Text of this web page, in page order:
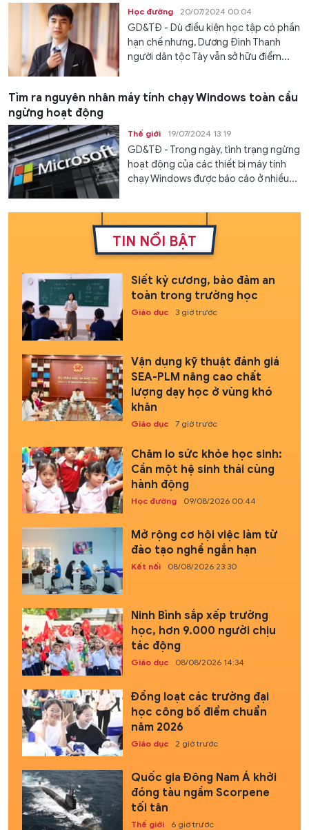
Học đường 20/07/2024 00:04
GD&TĐ - Dù điều kiện học tập có phần
hạn chế nhưng, Dương Đình Thanh
người dân tộc Tày vẫn sở hữu điểm...
Tìm ra nguyên nhân máy tính chạy Windows toàn cầu
ngừng hoạt động
Thế giới 19/07/2024 13:19
GD&TĐ - Trong ngày, tình trạng ngừng
hoạt động của các thiết bị máy tính
chạy Windows được báo cáo ở nhiều...
TIN NỔI BẬT
Siết kỷ cương, bảo đảm an
toàn trong trường học
Giáo dục 3 giờ trước
Vận dụng kỹ thuật đánh giá
SEA-PLM nâng cao chất
lượng dạy học ở vùng khó
khăn
Giáo dục 7 giờ trước
Chăm lo sức khỏe học sinh:
Cần một hệ sinh thái cùng
hành động
Học đường 09/08/2026 00:44
Mở rộng cơ hội việc làm từ
đào tạo nghề ngắn hạn
Kết nối 08/08/2026 23:30
Ninh Bình sắp xếp trường
học, hơn 9.000 người chịu
tác động
Giáo dục 08/08/2026 14:34
Đồng loạt các trường đại
học công bố điểm chuẩn
năm 2026
Giáo dục 2 giờ trước
Quốc gia Đông Nam Á khởi
đóng tàu ngầm Scorpene
tối tân
Thế giới 6 giờ trước